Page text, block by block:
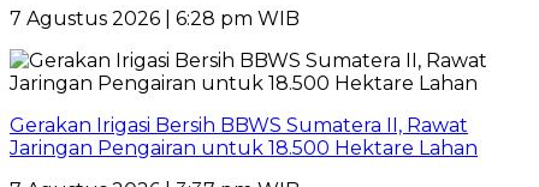
7 Agustus 2026 | 6:28 pm WIB
Gerakan Irigasi Bersih BBWS Sumatera II, Rawat
Jaringan Pengairan untuk 18.500 Hektare Lahan